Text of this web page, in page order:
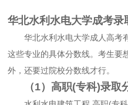
华北水利水电大学成考录
华北水利水电大学成人高考
这些专业的具体分数线。考生要
外，还要过院校分数线才行。
（1）高职(专科)录取